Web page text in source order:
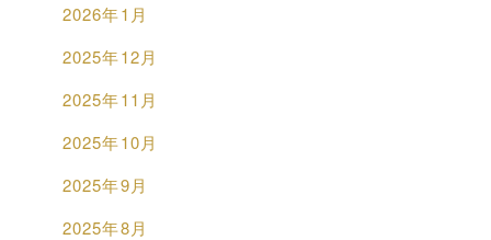
2026年1月
2025年12月
2025年11月
2025年10月
2025年9月
2025年8月